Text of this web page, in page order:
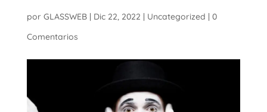
por GLASSWEB| Dic 22, 2022 | Uncategorized | 0
Comentarios